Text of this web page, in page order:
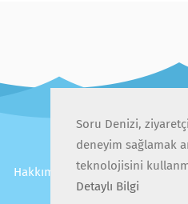
Hakkımızda İletişim Gizlilik
Sıkça
Soru Denizi,
deneyim sağlamak
teknolojisini
Detaylı Bilgi